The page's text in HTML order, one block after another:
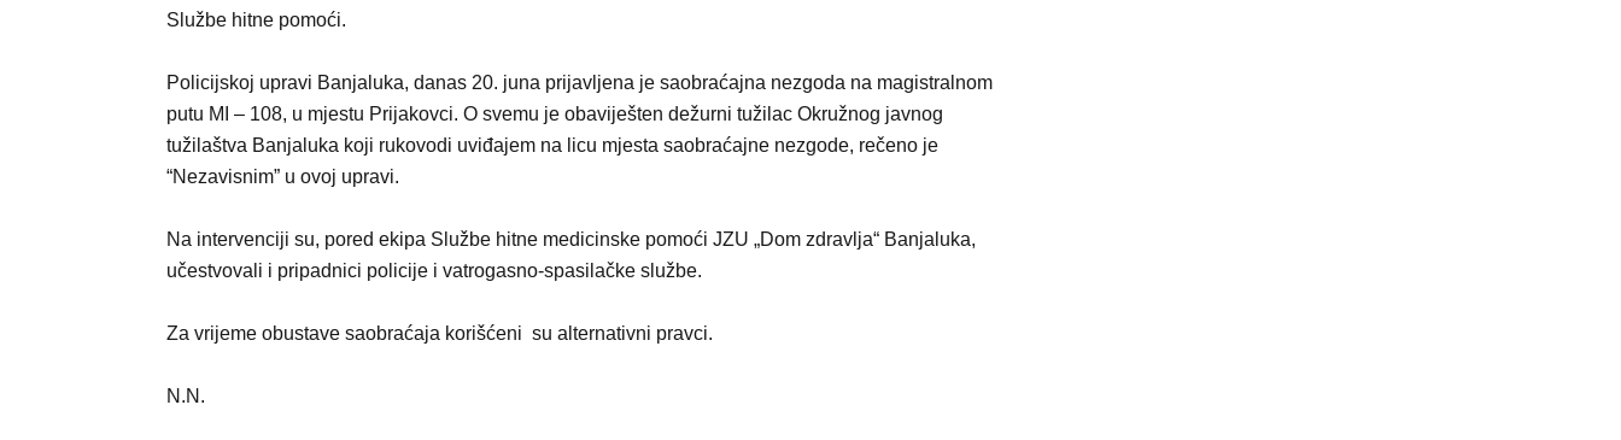
Službe hitne pomoći.
Policijskoj upravi Banjaluka, danas 20. juna prijavljena je saobraćajna nezgoda na magistralnom
putu MI – 108, u mjestu Prijakovci. O svemu je obaviješten dežurni tužilac Okružnog javnog
tužilaštva Banjaluka koji rukovodi uviđajem na licu mjesta saobraćajne nezgode, rečeno je
“Nezavisnim” u ovoj upravi.
Na intervenciji su, pored ekipa Službe hitne medicinske pomoći JZU „Dom zdravlja“ Banjaluka,
učestvovali i pripadnici policije i vatrogasno-spasilačke službe.
Za vrijeme obustave saobraćaja korišćeni su alternativni pravci.
N.N.